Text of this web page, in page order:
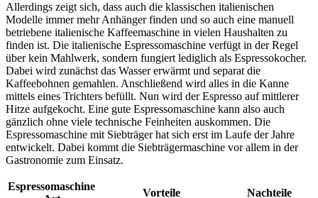
Allerdings zeigt sich, dass auch die klassischen italienischen
Modelle immer mehr Anhänger finden und so auch eine manuell
betriebene italienische Kaffeemaschine in vielen Haushalten zu
finden ist. Die italienische Espressomaschine verfügt in der Regel
über kein Mahlwerk, sondern fungiert lediglich als Espressokocher.
Dabei wird zunächst das Wasser erwärmt und separat die
Kaffeebohnen gemahlen. Anschließend wird alles in die Kanne
mittels eines Trichters befüllt. Nun wird der Espresso auf mittlerer
Hitze aufgekocht. Eine gute Espressomaschine kann also auch
gänzlich ohne viele technische Feinheiten auskommen. Die
Espressomaschine mit Siebträger hat sich erst im Laufe der Jahre
entwickelt. Dabei kommt die Siebträgermaschine vor allem in der
Gastronomie zum Einsatz.
Espressomaschine
Vorteile Nachteile